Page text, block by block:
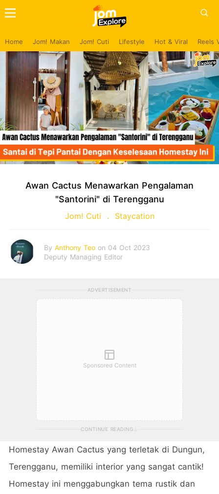
Home Jom! Makan Jom! Cuti Lifestyle Hot & Viral Reels
Awan Cactus Menawarkan Pengalaman
"Santorini" di Terengganu
Jom! Cuti Staycation
By Anthony Teo on 04 Oct 2023
Deputy Managing Editor
ADVERTISEMENT
Sponsored Content
CONTINUE READING
Homestay Awan Cactus yang terletak di Dungun,
Terengganu, memiliki interior yang sangat cantik!
Homestay ini menggabungkan tema rustik dan